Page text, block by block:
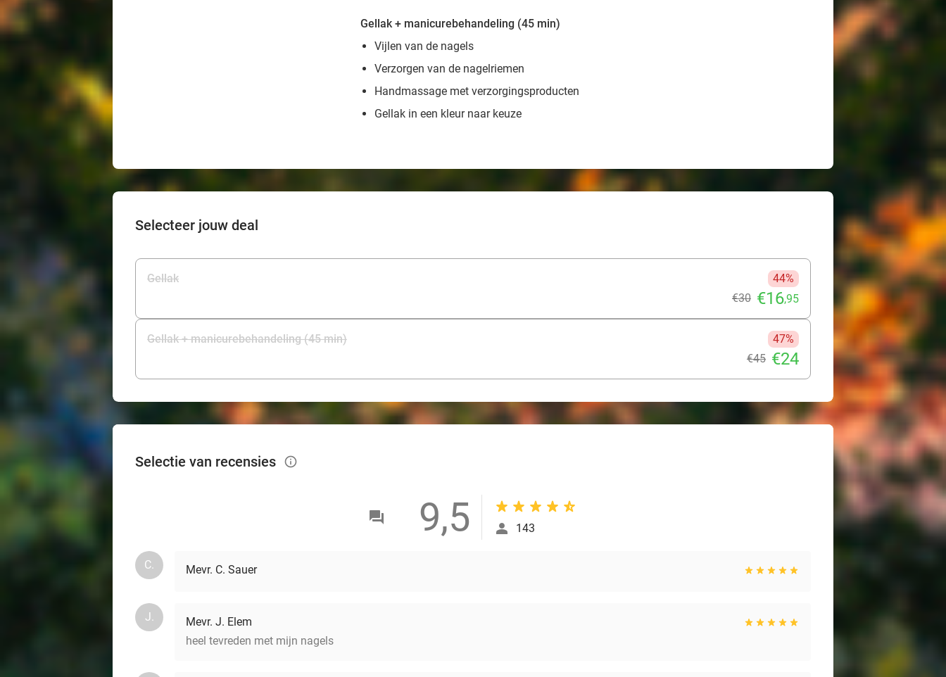
Gellak + manicurebehandeling (45 min)
Vijlen van de nagels
Verzorgen van de nagelriemen
Handmassage met verzorgingsproducten
Gellak in een kleur naar keuze
Selecteer jouw deal
Gellak
44%
€30 €16,95
Gellak + manicurebehandeling (45 min)
47%
€45 €24
Selectie van recensies info_outlined
9,5 143
C. Mevr. C. Sauer
J.
Mevr. J. Elem
heel tevreden met mijn nagels